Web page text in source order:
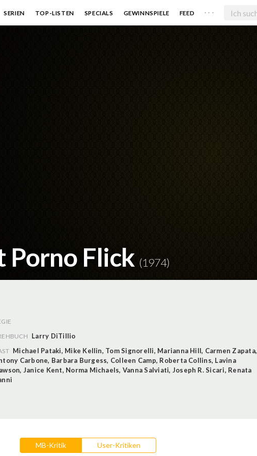
SERIEN TOP-LISTEN SPECIALS GEWINNSPIELE FEED . . .
Porno Flick (1974)
Larry DiTillio
Michael Pataki, Mike Kellin, Tom Signorelli, Marianna Hill, Carmen Zapata,
Carbone, Barbara Burgess, Colleen Camp, Roberta Collins, Lavina
, Janice Kent, Norma Michaels, Vanna Salviati, Joseph R. Sicari, Renata
MB-Kritik User-Kritiken